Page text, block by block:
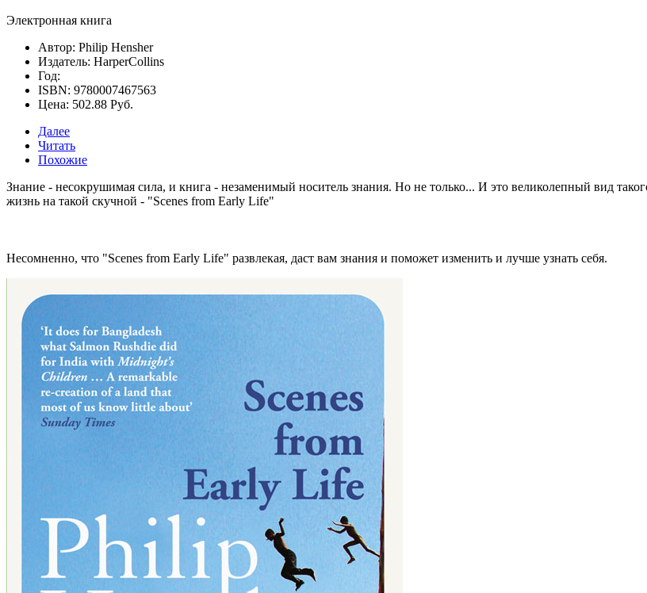
Электронная книга
Автор: Philip Hensher
Издатель: HarperCollins
Год:
ISBN: 9780007467563
Цена: 502.88 Руб.
Далее
Читать
Похожие
Знание - несокрушимая сила, и книга - незаменимый носитель знания. Но не только... И это великолепный вид
жизнь на такой скучной - "Scenes from Early Life"
Несомненно, что "Scenes from Early Life" развлекая, даст вам знания и поможет изменить и лучше узнать себя.